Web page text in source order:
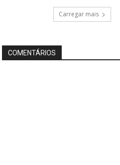
Carregar mais
COMENTÁRIOS